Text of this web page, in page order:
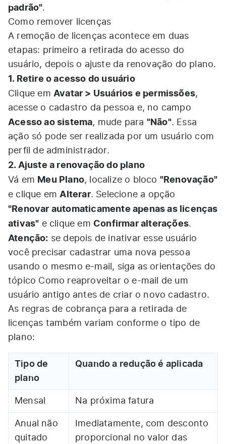
padrão".
Como remover licenças
A remoção de licenças acontece em duas
etapas: primeiro a retirada do acesso do
usuário, depois o ajuste da renovação do plano.
1. Retire o acesso do usuário
Clique em Avatar > Usuários e permissões,
acesse o cadastro da pessoa e, no campo
Acesso ao sistema, mude para "Não". Essa
ação só pode ser realizada por um usuário com
perfil de administrador.
2. Ajuste a renovação do plano
Vá em Meu Plano, localize o bloco "Renovação"
e clique emAlterar. Selecione a opção
"Renovar automaticamente apenas as licenças
ativas" e clique em Confirmar alterações.
Atenção: se depois de inativar esse usuário
você precisar cadastrar uma nova pessoa
usando o mesmo e-mail, siga as orientações do
tópico Como reaproveitar o e-mail de um
usuário antigo antes de criar o novo cadastro.
As regras de cobrança para a retirada de
licenças também variam conforme o tipo de
plano:
Tipo de
plano
Quando a redução é aplicada
Mensal Na próxima fatura
Anual não
quitado
Imediatamente, com desconto
proporcional no valor das